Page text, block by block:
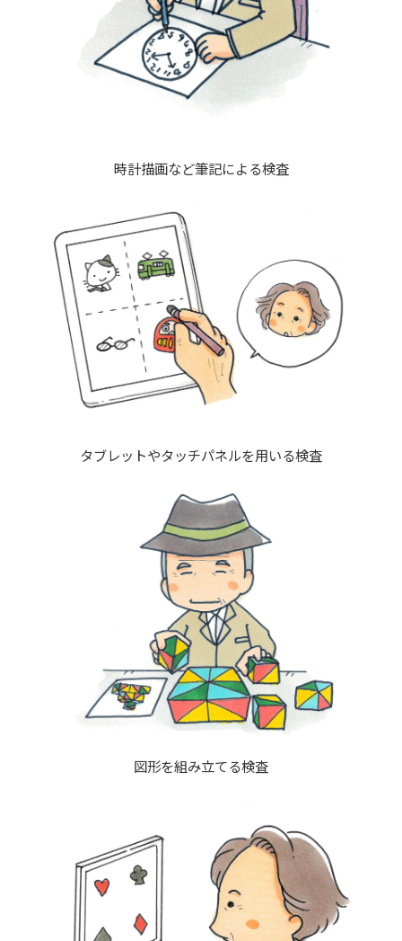
時計描画など筆記による検査
タブレットやタッチパネルを用いる検査
図形を組み立てる検査